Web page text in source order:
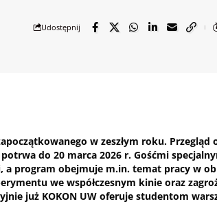
Udostępnij
w zeszłym roku. Przegląd
do 20 marca 2026 r. Gośćmi
a program obejmuje m.in. temat pracy w
we współczesnym kinie oraz
już KOKON UW oferuje studentom